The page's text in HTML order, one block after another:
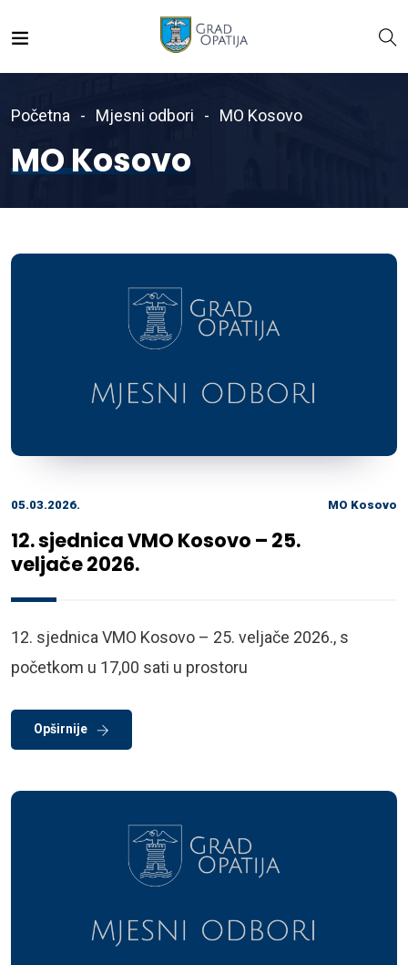
Početna Mjesni odbori MO Kosovo
MO Kosovo
05.03.2026. MO Kosovo
12. sjednica VMO Kosovo – 25.
veljače 2026.
12. sjednica VMO Kosovo – 25. veljače 2026., s
početkom u 17,00 sati u prostoru
Opširnije